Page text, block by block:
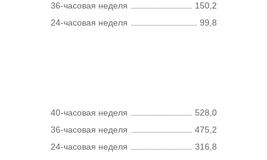
36-часовая неделя
150,2
24-часовая неделя
99,8
40-часовая неделя
528,0
36-часовая неделя
475,2
24-часовая неделя
316,8